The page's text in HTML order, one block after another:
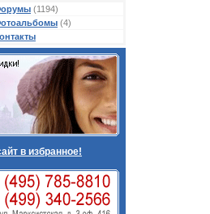
(1194)
(4)
в избранное!